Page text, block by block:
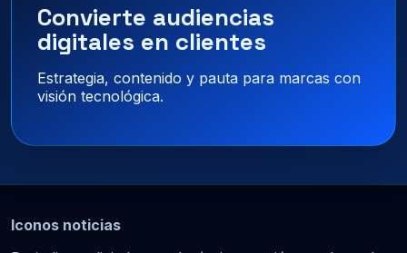
Convierte audiencias
digitales en clientes
Estrategia, contenido y pauta para marcas con
visión tecnológica.
Iconos noticias